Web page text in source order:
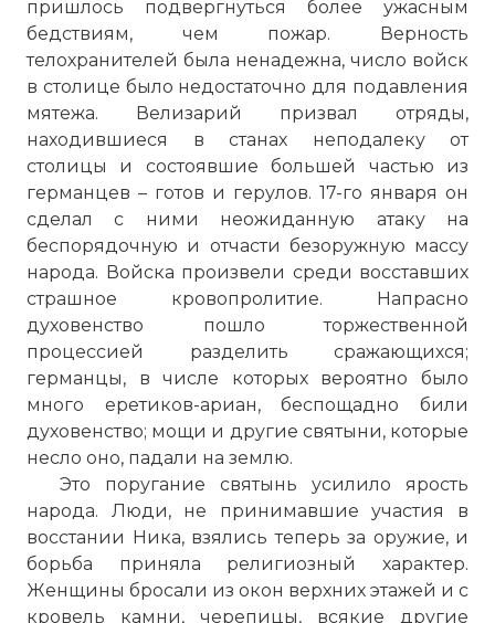
пришлось подвергнуться более ужасным
бедствиям, чем пожар. Верность
телохранителей была ненадежна, число войск
в столице было недостаточно для подавления
мятежа. Велизарий призвал отряды,
находившиеся в станах неподалеку от
столицы и состоявшие большей частью из
германцев – готов и герулов. 17-го января он
сделал с ними неожиданную атаку на
беспорядочную и отчасти безоружную массу
народа. Войска произвели среди восставших
страшное кровопролитие. Напрасно
духовенство пошло торжественной
процессией разделить сражающихся;
германцы, в числе которых вероятно было
много еретиков-ариан, беспощадно били
духовенство; мощи и другие святыни, которые
несло оно, падали на землю.
Это поругание святынь усилило ярость
народа. Люди, не принимавшие участия в
восстании Ника, взялись теперь за оружие, и
борьба приняла религиозный характер.
Женщины бросали из окон верхних этажей и с
кровель камни, черепицы, всякие другие